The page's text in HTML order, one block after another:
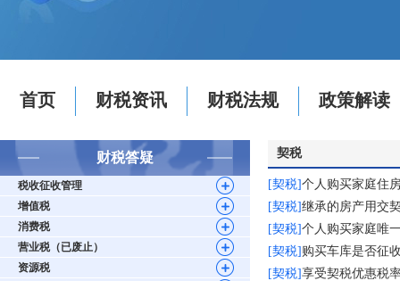
首页 财税资讯 财税法规 政策解读
财税答疑
税收征收管理
增值税
消费税
营业税（已废止）
资源税
契税
[契税]个人购买家庭住
[契税]继承的房产用交
[契税]个人购买家庭唯
[契税] 购买车库是否征
[契税]享受契税优惠税